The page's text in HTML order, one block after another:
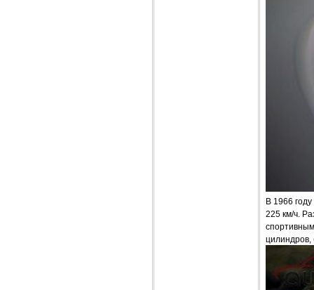
В 1966
225 км/ч.
цилиндров,